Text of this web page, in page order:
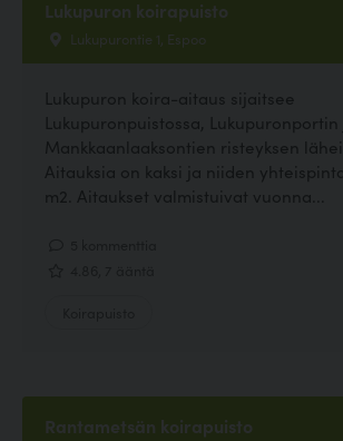
Lukupuron koirapuisto
Lukupurontie 1, Espoo
Lukupuron koira-aitaus sijaitsee
Lukupuronpuistossa, Lukupuronportin
Mankkaanlaaksontien risteyksen
Aitauksia on kaksi ja niiden
m2. Aitaukset valmistuivat vuonna...
Rantametsän koirapuisto